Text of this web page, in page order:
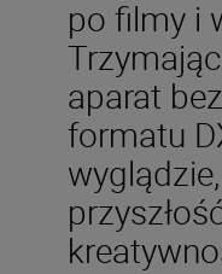
po filmy i
aparat
formatu